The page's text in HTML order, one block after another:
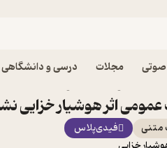
صوتی مجلات درسی و دانشگاهی
عمومی اثر هوشیار خزایی
متنی
فیدی‌پلاس